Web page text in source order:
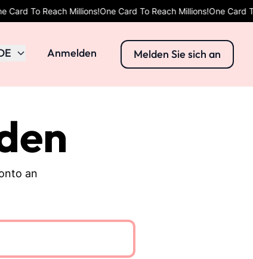
Reach Millions!One Card To Reach Millions!One Card To Reach
Anmelden Melden Sie sich an
an